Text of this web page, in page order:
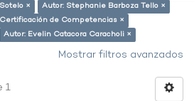
×
Autor: Stephanie Barboza Tello ×
de Competencias ×
Autor: Evelin Catacora Caracholi ×
Mostrar filtros avanzados
1